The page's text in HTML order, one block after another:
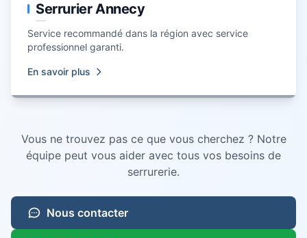
Serrurier Annecy
Service recommandé dans la région avec service
professionnel garanti.
En savoir plus
Vous ne trouvez pas ce que vous cherchez ? Notre
équipe peut vous aider avec tous vos besoins de
serrurerie.
Nous contacter